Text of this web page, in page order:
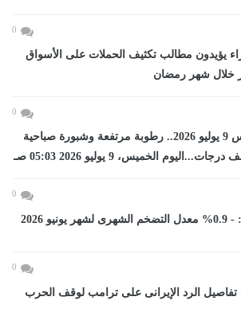
0
يؤيدون مطالب تكثيف الحملات على الأسواق
خلال شهر رمضان
0
طقس الخميس 9 يوليو 2026.. رطوبة مرتفعة وشبورة صباحية
الخميس، 9 يوليو 2026 05:03 صـ
0
2026
0
الرد الإيرانى على ترامب لوقف الحرب